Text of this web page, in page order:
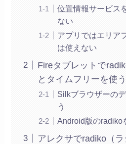
位置情報サービス
ない
アプリではエリア
は使えない
Fireタブレットで
とタイムフリーを使
Silkブラウザーの
う
Android版のradiko
アレクサでradiko（